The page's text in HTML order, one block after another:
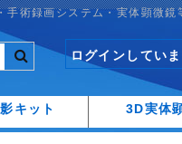
手術録画システム・実体顕微
ログインしてい
キット 3D実体